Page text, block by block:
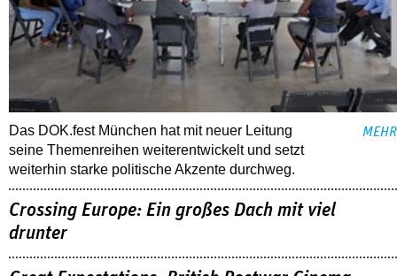
Das DOK.fest München hat mit neuer Leitung
seine Themenreihen weiterentwickelt und setzt
weiterhin starke politische Akzente durchweg.
MEHR
Crossing Europe: Ein großes Dach mit viel
drunter